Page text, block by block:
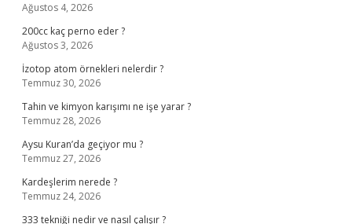
Ağustos 4, 2026
200cc kaç perno eder ?
Ağustos 3, 2026
İzotop atom örnekleri nelerdir ?
Temmuz 30, 2026
Tahin ve kimyon karışımı ne işe yarar ?
Temmuz 28, 2026
Aysu Kuran’da geçiyor mu ?
Temmuz 27, 2026
Kardeşlerim nerede ?
Temmuz 24, 2026
333 tekniği nedir ve nasıl çalışır ?